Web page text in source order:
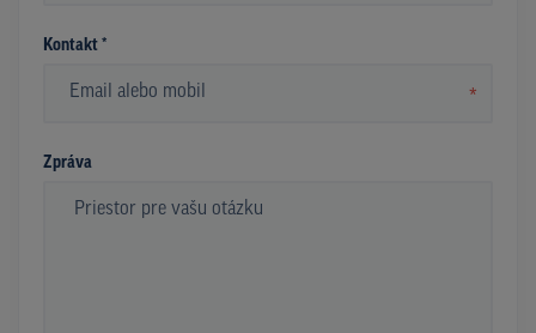
Kontakt *
*
Zpráva